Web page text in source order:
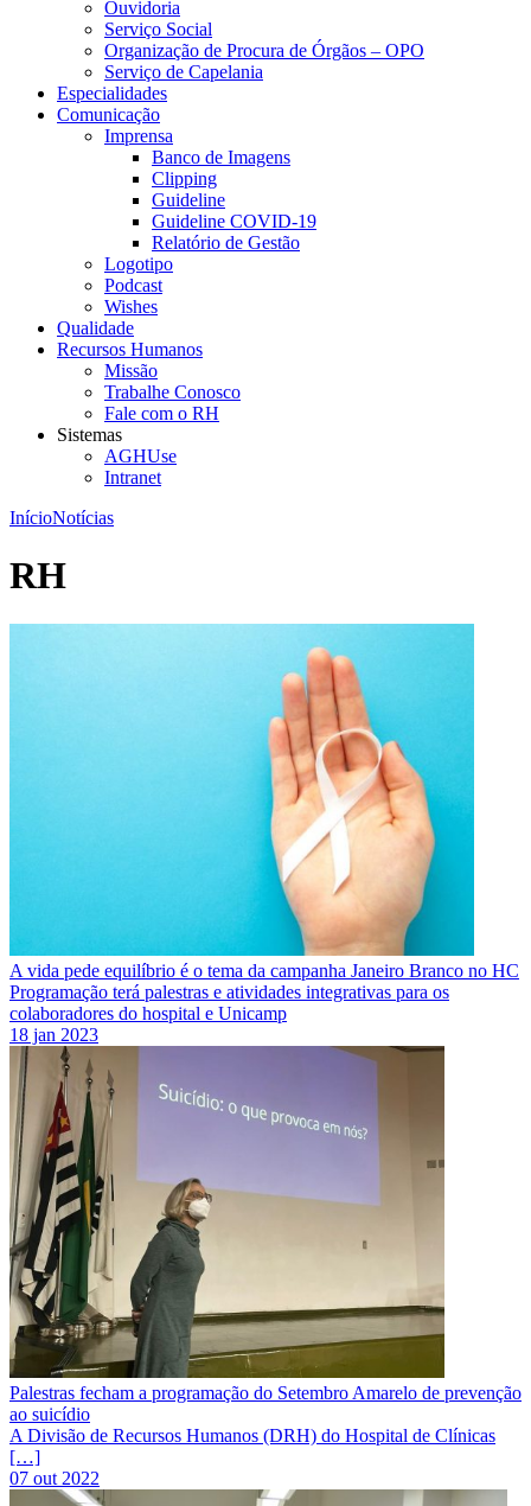
Ouvidoria
Serviço Social
Organização de Procura de Órgãos – OPO
Serviço de Capelania
Especialidades
Comunicação
Imprensa
Banco de Imagens
Clipping
Guideline
Guideline COVID-19
Relatório de Gestão
Logotipo
Podcast
Wishes
Qualidade
Recursos Humanos
Missão
Trabalhe Conosco
Fale com o RH
Sistemas
AGHUse
Intranet
InícioNotícias
RH
A vida pede equilíbrio é o tema da campanha Janeiro Branco no HC
Programação terá palestras e atividades integrativas para os
colaboradores do hospital e Unicamp
18 jan 2023
Palestras fecham a programação do Setembro Amarelo de prevenção
ao suicídio
A Divisão de Recursos Humanos (DRH) do Hospital de Clínicas
[…]
07 out 2022